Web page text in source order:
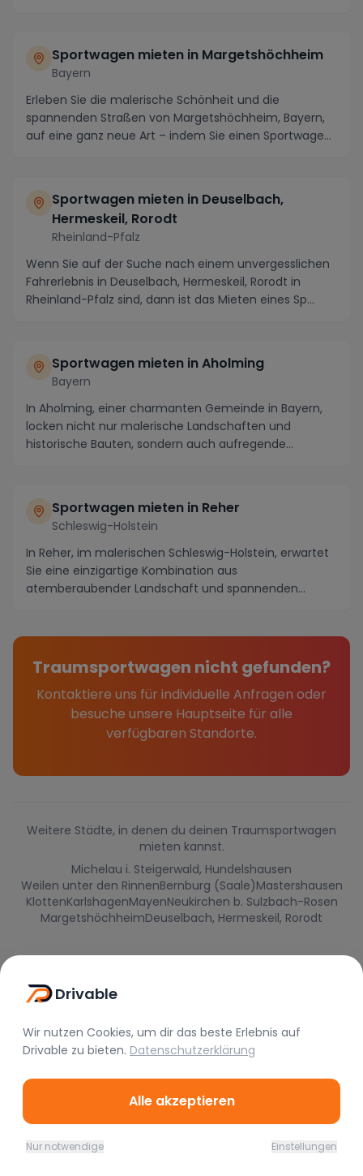
Sportwagen mieten in Margetshöchheim
Bayern
Erleben Sie die malerische Schönheit und die
spannenden Straßen von Margetshöchheim, Bayern,
auf eine ganz neue Art – indem Sie einen Sportwagen
Sportwagen mieten in Deuselbach,
Hermeskeil, Rorodt
Rheinland-Pfalz
Wenn Sie auf der Suche nach einem unvergesslichen
Fahrerlebnis in Deuselbach, Hermeskeil, Rorodt in
Rheinland-Pfalz sind, dann ist das Mieten eines Sp...
Sportwagen mieten in Aholming
Bayern
In Aholming, einer charmanten Gemeinde in Bayern,
locken nicht nur malerische Landschaften und
historische Bauten, sondern auch aufregende
Sportwagen mieten in Reher
Schleswig-Holstein
In Reher, im malerischen Schleswig-Holstein, erwartet
Sie eine einzigartige Kombination aus
atemberaubender Landschaft und spannenden
Traumsportwagen nicht gefunden?
Kontaktiere uns für individuelle Anfragen oder
besuche unsere Hauptseite für alle
verfügbaren Standorte.
Weitere Städte, in denen du deinen Traumsportwagen
mieten kannst.
Michelau i. Steigerwald, Hundelshausen
Weilen unter den RinnenBernburg (Saale)Mastershausen
KlottenKarlshagenMayenNeukirchen b. Sulzbach-Rosen
MargetshöchheimDeuselbach, Hermeskeil, Rorodt
Rent A Feeling
Drivable
Wir nutzen Cookies, um dir das beste Erlebnis auf
Drivable zu bieten. Datenschutzerklärung
Alle akzeptieren
Nur notwendige Einstellungen